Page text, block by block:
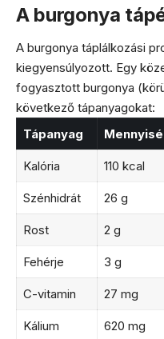
A burgonya
A burgonya táplálkozási
kiegyensúlyozott. Egy
fogyasztott burgonya
következő tápanyagokat:
Tápanyag
Kalória 110 kcal
Szénhidrát 26 g
Rost 2 g
Fehérje 3 g
C-vitamin 27 mg
Kálium 620 mg